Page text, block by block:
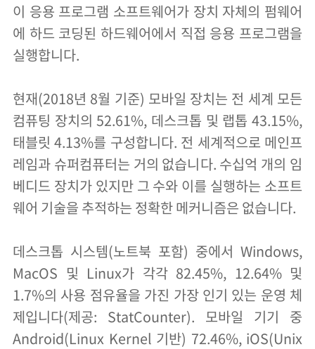
이 응용 프로그램 소프트웨어가 장치 자체의 펌웨어
에 하드 코딩된 하드웨어에서 직접 응용 프로그램을
실행합니다.
현재(2018년 8월 기준) 모바일 장치는 전 세계 모든
컴퓨팅 장치의 52.61%, 데스크톱 및 랩톱 43.15%,
태블릿 4.13%를 구성합니다. 전 세계적으로 메인프
레임과 슈퍼컴퓨터는 거의 없습니다. 수십억 개의 임
베디드 장치가 있지만 그 수와 이를 실행하는 소프트
웨어 기술을 추적하는 정확한 메커니즘은 없습니다.
데스크톱 시스템(노트북 포함) 중에서 Windows,
MacOS 및 Linux가 각각 82.45%, 12.64% 및
1.7%의 사용 점유율을 가진 가장 인기 있는 운영 체
제입니다(제공: StatCounter). 모바일 기기 중
Android(Linux Kernel 기반) 72.46%, iOS(Unix